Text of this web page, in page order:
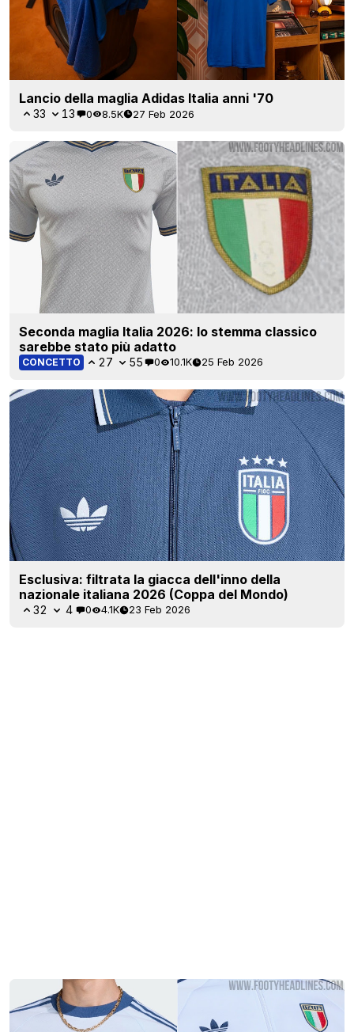
Lancio della maglia Adidas Italia anni '70
33 13 0 8.5K 27 Feb 2026
Seconda maglia Italia 2026: lo stemma classico
sarebbe stato più adatto
CONCETTO 27 55 0 10.1K 25 Feb 2026
Esclusiva: filtrata la giacca dell'inno della
nazionale italiana 2026 (Coppa del Mondo)
32 4 0 4.1K 23 Feb 2026